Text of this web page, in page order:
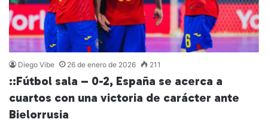
Diego Vibe 26 de enero de 2026 211
::Fútbol sala – 0-2, España se acerca a
cuartos con una victoria de carácter ante
Bielorrusia